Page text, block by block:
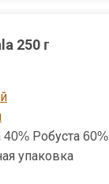
250 г
40% Робуста 60%
упаковка